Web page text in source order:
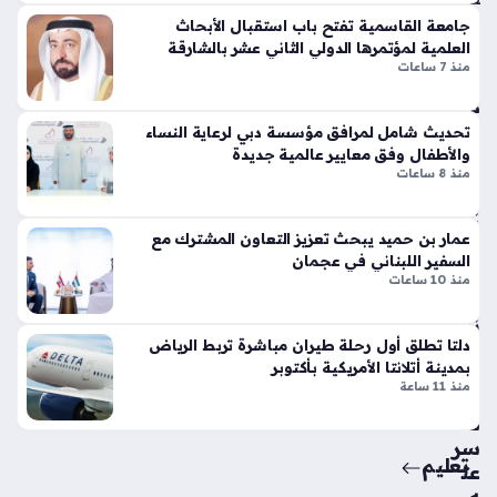
تي
س
وبر
ورت
س
تك
قوا
عد
الت
ص
م
الت
قلي
بلم
سا
ت
شر
دب
ي
تط
يح
ائ
ق
درا
نار
ية
تج
اوز
ت
سر
عت
جامعة القاسمية تفتح باب استقبال الأبحاث
العلمية لمؤتمرها الدولي الثاني عشر بالشارقة
منذ 7 ساعات
تحديث شامل لمرافق مؤسسة دبي لرعاية النساء
والأطفال وفق معايير عالمية جديدة
منذ 8 ساعات
عمار بن حميد يبحث تعزيز التعاون المشترك مع
السفير اللبناني في عجمان
منذ 10 ساعات
دلتا تطلق أول رحلة طيران مباشرة تربط الرياض
بمدينة أتلانتا الأمريكية بأكتوبر
منذ 11 ساعة
تعليم